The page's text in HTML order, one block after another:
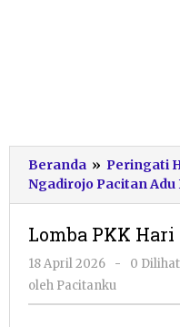
Beranda » Peringati
Ngadirojo Pacitan
Lomba PKK
18 April 2026
oleh
Pacitanku
-
0 Dilihat
oleh Pacitanku